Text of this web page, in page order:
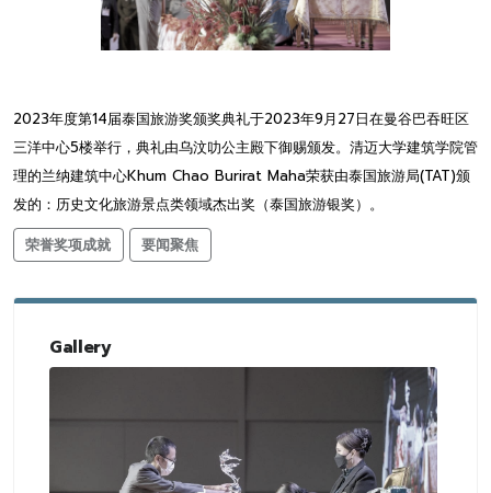
2023年度第14届泰国旅游奖颁奖典礼于2023年9月27日在曼谷巴吞旺区
三洋中心5楼举行，典礼由乌汶叻公主殿下御赐颁发。清迈大学建筑学院管
理的兰纳建筑中心Khum Chao Burirat Maha荣获由泰国旅游局(TAT)颁
发的：历史文化旅游景点类领域杰出奖（泰国旅游银奖）。
荣誉奖项成就
要闻聚焦
Gallery